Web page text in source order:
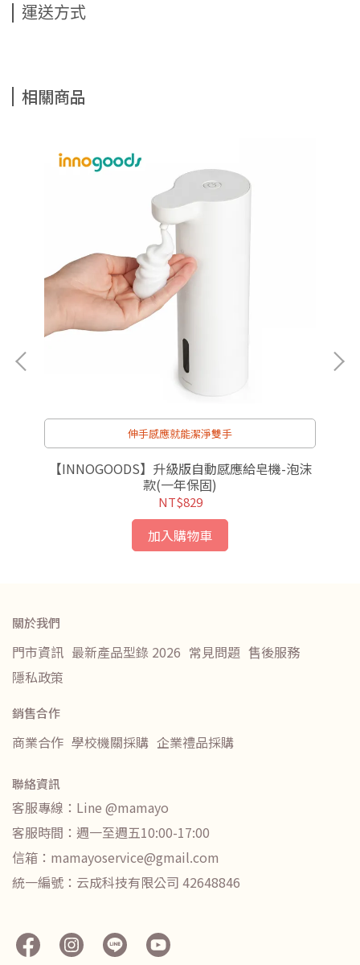
運送方式
相關商品
伸手感應就能潔淨雙手
【INNOGOODS】升級版自動感應給皂機-泡沫
款(一年保固)
NT$829
加入購物車
關於我們
門市資訊 最新產品型錄 2026 常見問題 售後服務
隱私政策
銷售合作
商業合作 學校機關採購 企業禮品採購
聯絡資訊
客服專線：Line @mamayo
客服時間：週一至週五10:00-17:00
信箱：mamayoservice@gmail.com
統一編號：云成科技有限公司 42648846